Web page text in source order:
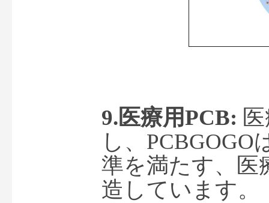
9.医療用PCB:
し、 PCBGOGO
準を満たす、医
造しています。